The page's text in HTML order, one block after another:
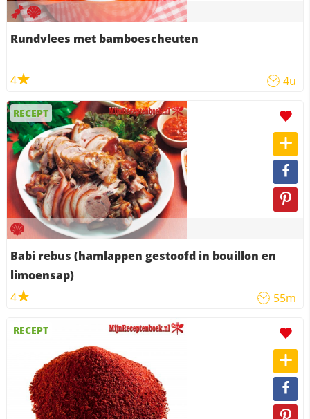
Rundvlees met bamboescheuten
4 4u
RECEPT
Babi rebus (hamlappen gestoofd in bouillon en
limoensap)
4
55m
RECEPT